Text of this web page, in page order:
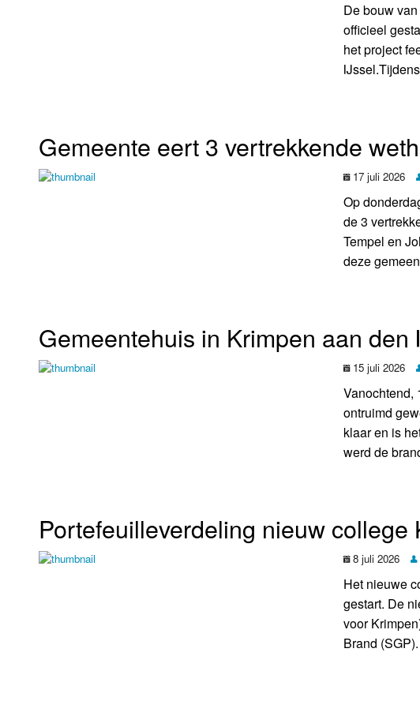
De bouw
officieel
het project
Gemeente eert 3 vertrekkende
17 juli 2026
Op
de 3
Tempel en
deze
Gemeentehuis in Krimpen aan
15 juli 2026
Vanochtend,
ontruimd
klaar en is
werd de
Portefeuilleverdeling nieuw
8 juli 2026
Het nieuwe
gestart. De
voor
Brand